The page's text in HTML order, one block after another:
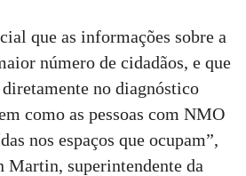
que as informações sobre a
número de cidadãos, e que
no diagnóstico
como as pessoas com NMO
nos espaços que ocupam”,
Martin, superintendente da